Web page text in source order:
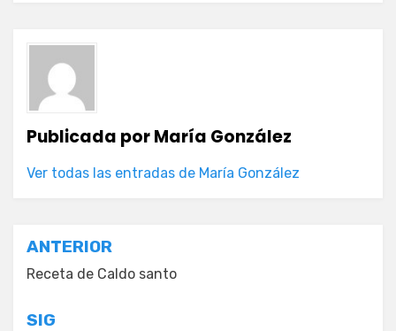
Publicada porMaría González
Ver todas las entradas de María González
Navegación
de
entradas
ANTERIOR
Receta de Caldo santo
SIG